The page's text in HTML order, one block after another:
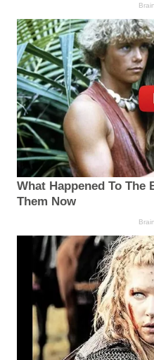
What Happened To The
Them Now